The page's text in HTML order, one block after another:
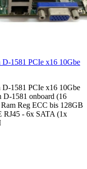
1581 PCIe x16 10Gbe
1581 PCIe x16 10Gbe
1581 onboard (16
Reg ECC bis 128GB
RJ45 - 6x SATA (1x